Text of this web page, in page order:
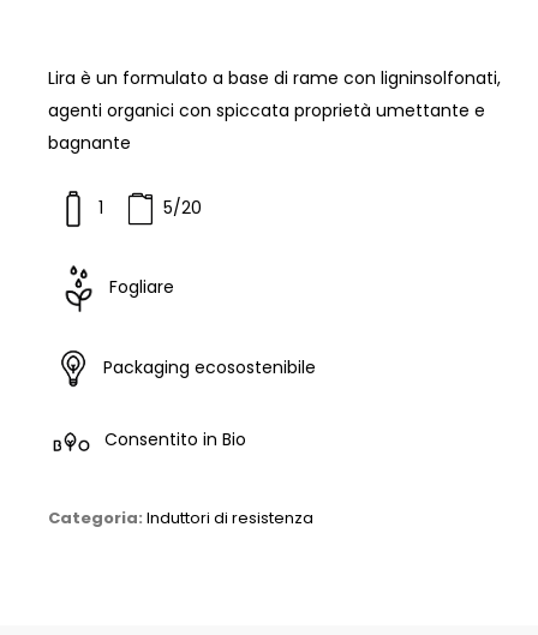
Lira è un formulato a base di rame con ligninsolfonati,
agenti organici con spiccata proprietà umettante e
bagnante
1 5/20
Fogliare
Packaging ecosostenibile
Consentito in Bio
Categoria: Induttori di resistenza